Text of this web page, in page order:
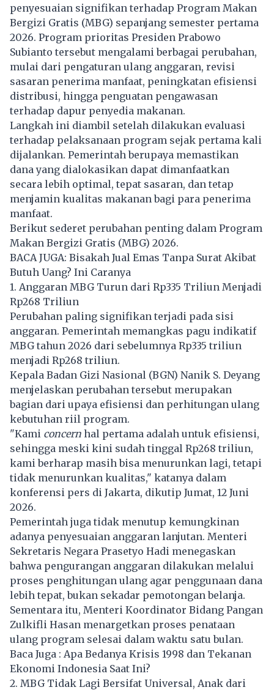
penyesuaian signifikan terhadap Program Makan
Bergizi Gratis (MBG) sepanjang semester pertama
2026. Program prioritas Presiden Prabowo
Subianto tersebut mengalami berbagai perubahan,
mulai dari pengaturan ulang anggaran, revisi
sasaran penerima manfaat, peningkatan efisiensi
distribusi, hingga penguatan pengawasan
terhadap dapur penyedia makanan.
Langkah ini diambil setelah dilakukan evaluasi
terhadap pelaksanaan program sejak pertama kali
dijalankan. Pemerintah berupaya memastikan
dana yang dialokasikan dapat dimanfaatkan
secara lebih optimal, tepat sasaran, dan tetap
menjamin kualitas makanan bagi para penerima
manfaat.
Berikut sederet perubahan penting dalam Program
Makan Bergizi Gratis (MBG) 2026.
BACA JUGA: Bisakah Jual Emas Tanpa Surat Akibat
Butuh Uang? Ini Caranya
1. Anggaran MBG Turun dari Rp335 Triliun Menjadi
Rp268 Triliun
Perubahan paling signifikan terjadi pada sisi
anggaran. Pemerintah memangkas pagu indikatif
MBG tahun 2026 dari sebelumnya Rp335 triliun
menjadi Rp268 triliun.
Kepala Badan Gizi Nasional (BGN) Nanik S. Deyang
menjelaskan perubahan tersebut merupakan
bagian dari upaya efisiensi dan perhitungan ulang
kebutuhan riil program.
"Kami concern hal pertama adalah untuk efisiensi,
sehingga meski kini sudah tinggal Rp268 triliun,
kami berharap masih bisa menurunkan lagi, tetapi
tidak menurunkan kualitas," katanya dalam
konferensi pers di Jakarta, dikutip Jumat, 12 Juni
2026.
Pemerintah juga tidak menutup kemungkinan
adanya penyesuaian anggaran lanjutan. Menteri
Sekretaris Negara Prasetyo Hadi menegaskan
bahwa pengurangan anggaran dilakukan melalui
proses penghitungan ulang agar penggunaan dana
lebih tepat, bukan sekadar pemotongan belanja.
Sementara itu, Menteri Koordinator Bidang Pangan
Zulkifli Hasan menargetkan proses penataan
ulang program selesai dalam waktu satu bulan.
Baca Juga : Apa Bedanya Krisis 1998 dan Tekanan
Ekonomi Indonesia Saat Ini?
2. MBG Tidak Lagi Bersifat Universal, Anak dari